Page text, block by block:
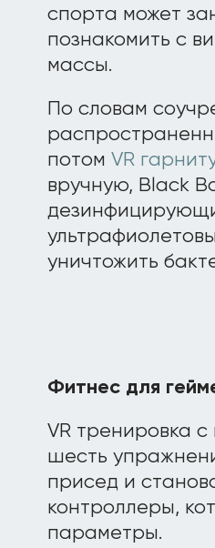
спорта может
познакомить с
массы.
По словам
потом VR
вручную, Black
уничтожить
Фитнес для
VR тренировка
шесть
присед и
контроллеры,
параметры.